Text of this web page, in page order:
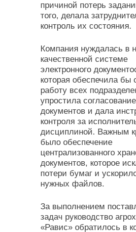
причиной потерь
того, делала
контроль их состояния.
Компания нуждалась в
качественной системе
электронного
которая обеспечила бы
работу всех
упростила согласование
документов и дала
контроля за
дисциплиной. Важным
было обеспечение
централизованного
документов, которое
потери бумаг и
нужных файлов.
За выполнением
задач руководство
«Равис» обратилось в